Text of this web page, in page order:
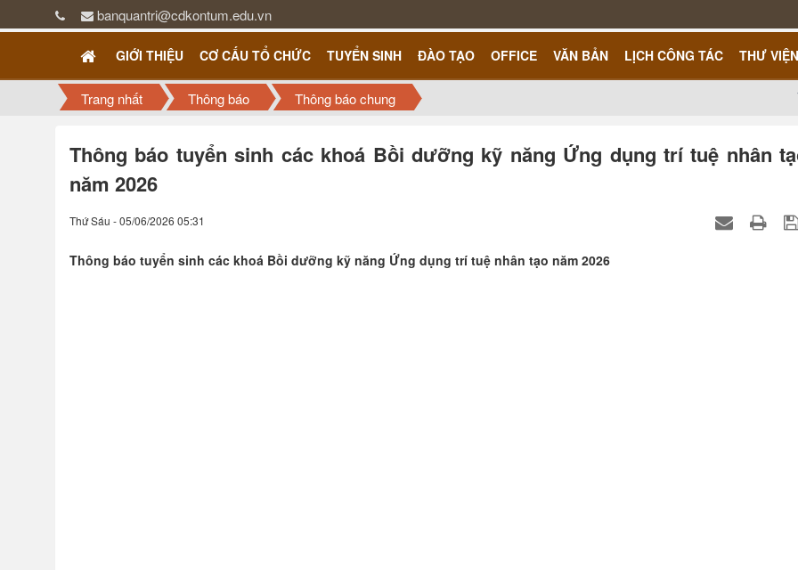
banquantri@cdkontum.edu.vn
GIỚI THIỆU CƠ CẤU TỔ CHỨC TUYỂN SINH ĐÀO TẠO OFFICE VĂN BẢN LỊCH CÔNG TÁC THƯ VIỆN
Trang nhất Thông báo Thông báo chung
Thông báo tuyển sinh các khoá Bồi dưỡng kỹ năng Ứng dụng trí tuệ nhân
năm 2026
Thứ Sáu - 05/06/2026 05:31
Thông báo tuyển sinh các khoá Bồi dưỡng kỹ năng Ứng dụng trí tuệ nhân tạo năm 2026